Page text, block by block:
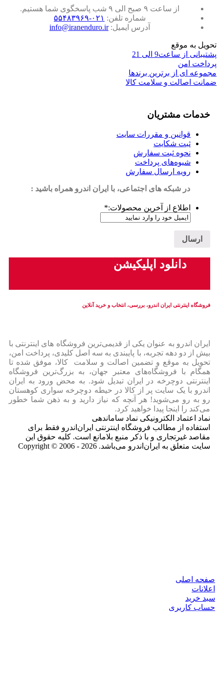
از ساعت ۹ صبح الی ۹ شب پاسخگوی شما هستیم.
شماره تلفن: ۰۲۱-۵۵۴۸۳۹۶۹
آدرس ایمیل:info@iranenduro.ir
تحویل به موقع
پشتیبانی از ساعت9 الی 21
پرداخت امن
مجموعه ای از برترین برندها
ضمانت اصالت و سلامت کالا
خدمات مشتریان
قوانین و مقررات سایت
ثبت شکایت
نحوه ثبت سفارش
شیوه‌های پرداخت
رویه ارسال سفارش
در شبکه های اجتماعی، با ایران اندرو همراه باشید :
اطلاع از آخرین محصولات:*
دانلود اپلیکیشن
فروشگاه اینترنتی ایران‌ اندرو، بررسی، انتخاب و خرید آنلاین
ایران‌ اندرو به عنوان یکی از قدیمی‌ترین فروشگاه های اینترنتی با
بیش از دو دهه تجربه، با پایبندی به سه اصل کلیدی، پرداخت امن،
تحویل به موقع و تضمین اصالت و سلامت کالا، موفق شده تا
همگام با فروشگاه‌های معتبر جهان، به بزرگ‌ترین فروشگاه
اینترنتی دوچرخه در ایران تبدیل شود. به محض ورود به ایران‌
اندرو با یک سایت پر از کالا در حیطه دوچرخه سواری کوهستان
رو به رو می‌شوید! هر آنچه که نیاز دارید و به ذهن شما خطور
می‌کند را اینجا پیدا خواهید کرد.
نماد اعتماد الکترونیکی نماد ساماندهی
استفاده از مطالب فروشگاه اینترنتی ایران‌اندرو فقط برای
مقاصد غیرتجاری و با ذکر منبع بلامانع است. کلیه حقوق این
سایت متعلق به ایران‌اندرو می‌باشد. Copyright © 2006 - 2026
صفحه اصلی
اعلانات
سبد خرید
حساب کاربری